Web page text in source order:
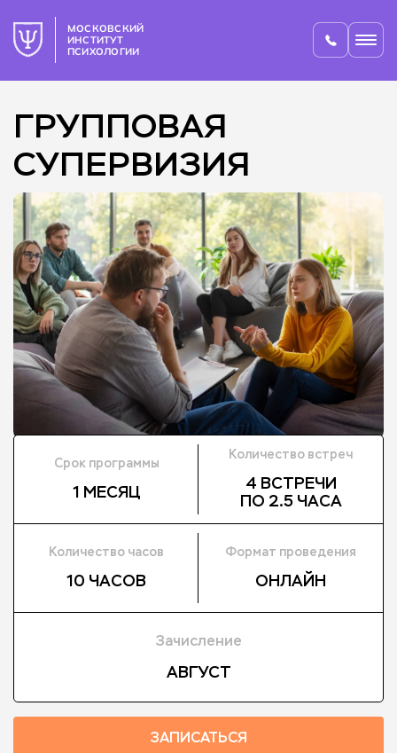
МОСКОВСКИЙ
ИНСТИТУТ
ПСИХОЛОГИИ
ГРУППОВАЯ
СУПЕРВИЗИЯ
Срок программы
1 МЕСЯЦ
Количество встреч
4 ВСТРЕЧИ
ПО 2.5 ЧАСА
Количество часов
10 ЧАСОВ
Формат проведения
ОНЛАЙН
Зачисление
АВГУСТ
ЗАПИСАТЬСЯ